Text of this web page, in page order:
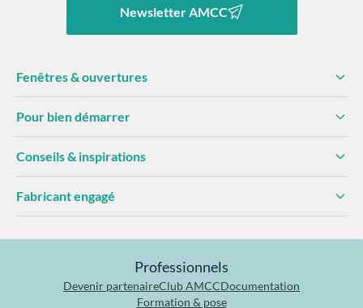
Newsletter AMCC
Fenêtres & ouvertures
Pour bien démarrer
Conseils & inspirations
Fabricant engagé
Professionnels
Devenir partenaireClub AMCCDocumentation
Formation & pose